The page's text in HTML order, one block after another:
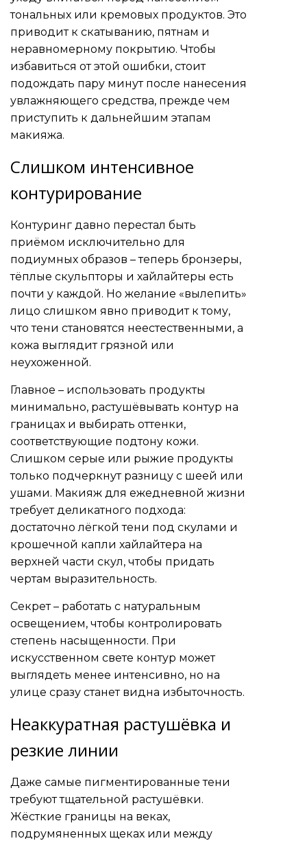
тональных или кремовых продуктов. Это
приводит к скатыванию, пятнам и
неравномерному покрытию. Чтобы
избавиться от этой ошибки, стоит
подождать пару минут после нанесения
увлажняющего средства, прежде чем
приступить к дальнейшим этапам
макияжа.
Слишком интенсивное
контурирование
Контуринг давно перестал быть
приёмом исключительно для
подиумных образов – теперь бронзеры,
тёплые скульпторы и хайлайтеры есть
почти у каждой. Но желание «вылепить»
лицо слишком явно приводит к тому,
что тени становятся неестественными, а
кожа выглядит грязной или
неухоженной.
Главное – использовать продукты
минимально, растушёвывать контур на
границах и выбирать оттенки,
соответствующие подтону кожи.
Слишком серые или рыжие продукты
только подчеркнут разницу с шеей или
ушами. Макияж для ежедневной жизни
требует деликатного подхода:
достаточно лёгкой тени под скулами и
крошечной капли хайлайтера на
верхней части скул, чтобы придать
чертам выразительность.
Секрет – работать с натуральным
освещением, чтобы контролировать
степень насыщенности. При
искусственном свете контур может
выглядеть менее интенсивно, но на
улице сразу станет видна избыточность.
Неаккуратная растушёвка и
резкие линии
Даже самые пигментированные тени
требуют тщательной растушёвки.
Жёсткие границы на веках,
подрумяненных щеках или между